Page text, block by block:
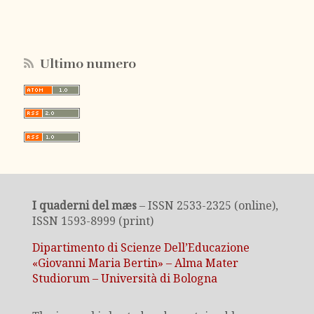
Ultimo numero
I quaderni del mæs– ISSN 2533-2325 (online),
ISSN 1593-8999 (print)
Dipartimento di Scienze Dell’Educazione
«Giovanni Maria Bertin» – Alma Mater
Studiorum – Università di Bologna